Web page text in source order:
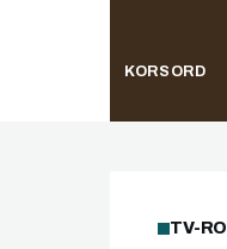
KORSORD
TV-